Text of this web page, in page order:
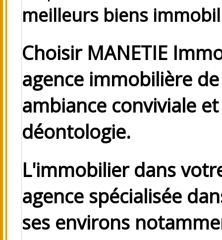
meilleurs biens
Choisir MANETIE
agence immobilière
ambiance conviviale
déontologie.
L'immobilier dans
agence spécialisée
ses environs